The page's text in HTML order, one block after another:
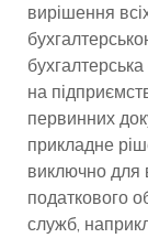
вирішення
на
первинних
прикладне
виключно для
податкового
служб,